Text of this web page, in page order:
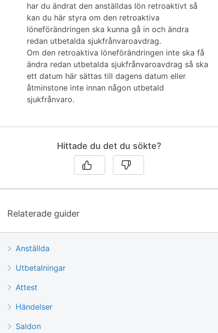
har du ändrat den anställdas lön retroaktivt så
kan du här styra om den retroaktiva
löneförändringen ska kunna gå in och ändra
redan utbetalda sjukfrånvaroavdrag.
Om den retroaktiva löneförändringen inte ska få
ändra redan utbetalda sjukfrånvaroavdrag så ska
ett datum här sättas till dagens datum eller
åtminstone inte innan någon utbetald
sjukfrånvaro.
Hittade du det du sökte?
Relaterade guider
Anställda
Utbetalningar
Attest
Händelser
Saldon